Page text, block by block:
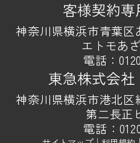
客様契約専
神奈川県横浜市青葉区
エトモあ
電話：
東急株式会
神奈川県横浜市港北区
第二長正
電話：